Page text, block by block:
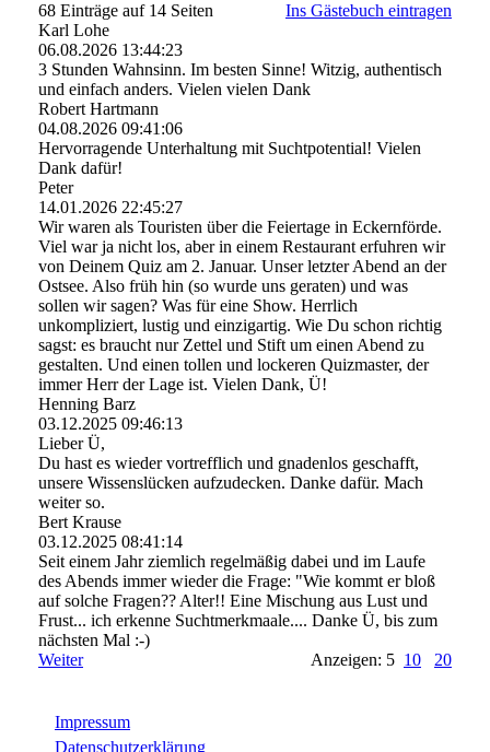
68 Einträge auf 14 Seiten
Ins Gästebuch eintragen
Karl Lohe
06.08.2026 13:44:23
3 Stunden Wahnsinn. Im besten Sinne! Witzig, authentisch
und einfach anders. Vielen vielen Dank
Robert Hartmann
04.08.2026 09:41:06
Hervorragende Unterhaltung mit Suchtpotential! Vielen
Dank dafür!
Peter
14.01.2026 22:45:27
Wir waren als Touristen über die Feiertage in Eckernförde.
Viel war ja nicht los, aber in einem Restaurant erfuhren wir
von Deinem Quiz am 2. Januar. Unser letzter Abend an der
Ostsee. Also früh hin (so wurde uns geraten) und was
sollen wir sagen? Was für eine Show. Herrlich
unkompliziert, lustig und einzigartig. Wie Du schon richtig
sagst: es braucht nur Zettel und Stift um einen Abend zu
gestalten. Und einen tollen und lockeren Quizmaster, der
immer Herr der Lage ist. Vielen Dank, Ü!
Henning Barz
03.12.2025 09:46:13
Lieber Ü,
Du hast es wieder vortrefflich und gnadenlos geschafft,
unsere Wissenslücken aufzudecken. Danke dafür. Mach
weiter so.
Bert Krause
03.12.2025 08:41:14
Seit einem Jahr ziemlich regelmäßig dabei und im Laufe
des Abends immer wieder die Frage: "Wie kommt er bloß
auf solche Fragen?? Alter!! Eine Mischung aus Lust und
Frust... ich erkenne Suchtmerkmaale.... Danke Ü, bis zum
nächsten Mal :-)
Weiter
Anzeigen: 5 10 20
Impressum
Datenschutzerklärung